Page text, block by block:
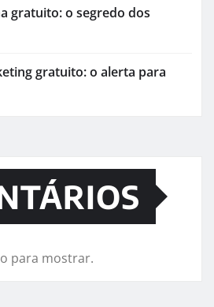
gratuito: o segredo dos
gratuito: o alerta para
para mostrar.